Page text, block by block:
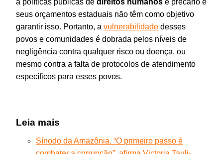
seus orçamentos estaduais não têm como objetivo
garantir isso. Portanto, avulnerabilidade desses
povos e comunidades é dobrada pelos níveis de
negligência contra qualquer risco ou doença, ou
mesmo contra a falta de protocolos de atendimento
específicos para esses povos.
Leia mais
Sínodo da Amazônia. “O primeiro passo é